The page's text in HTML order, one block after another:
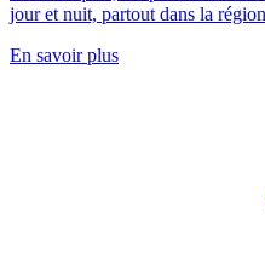
jour et nuit, partout dans la
En savoir plus